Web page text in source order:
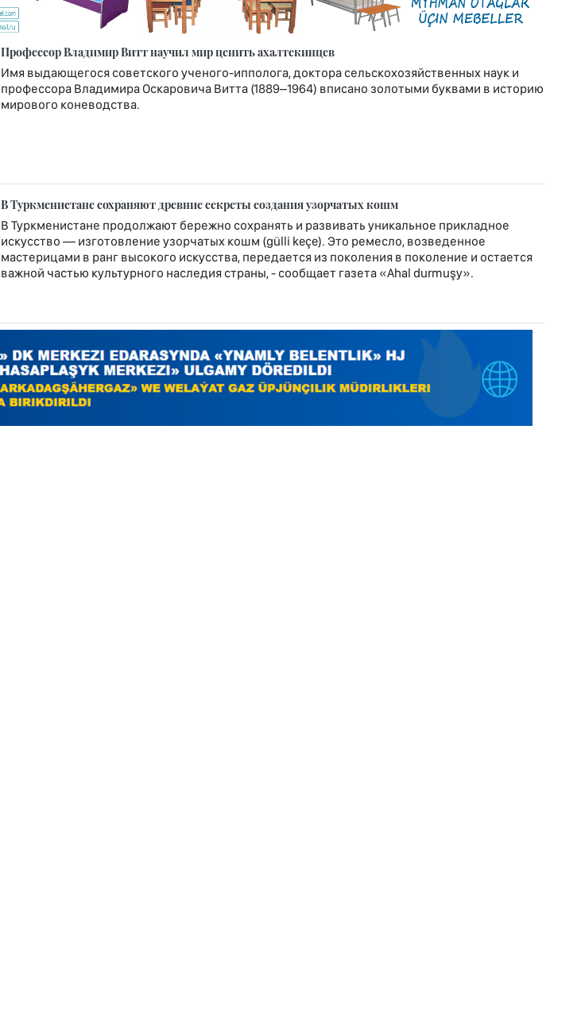
Профессор Владимир Витт научил мир ценить ахалтекинцев
Имя выдающегося советского ученого-ипполога, доктора сельскохозяйственных наук и
профессора Владимира Оскаровича Витта (1889–1964) вписано золотыми буквами в историю
мирового коневодства.
В Туркменистане сохраняют древние секреты создания узорчатых кошм
В Туркменистане продолжают бережно сохранять и развивать уникальное прикладное
искусство — изготовление узорчатых кошм (gülli keçe). Это ремесло, возведенное
мастерицами в ранг высокого искусства, передается из поколения в поколение и остается
важной частью культурного наследия страны, - сообщает газета «Ahal durmuşy».